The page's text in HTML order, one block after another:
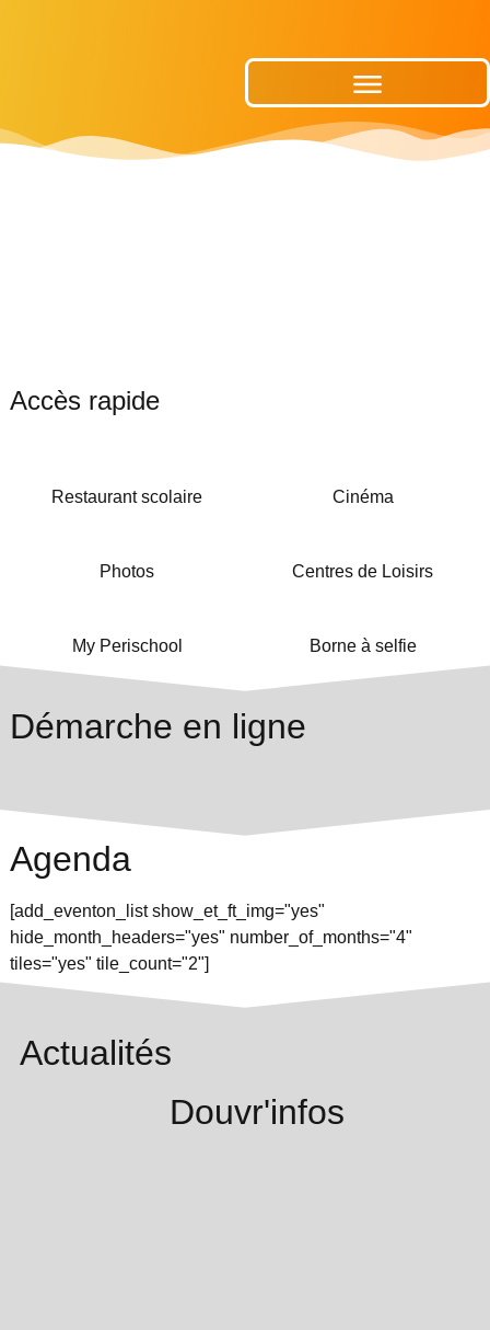
Accès rapide
Restaurant scolaire Cinéma
Photos Centres de Loisirs
My Perischool Borne à selfie
Démarche en ligne
Agenda
[add_eventon_list show_et_ft_img="yes"
hide_month_headers="yes" number_of_months="4"
tiles="yes" tile_count="2"]
Actualités
Douvr'infos